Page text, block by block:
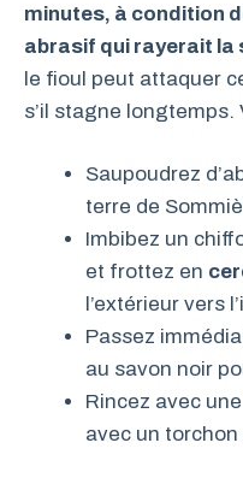
minutes, à condition
abrasif qui rayerait la
le fioul peut attaquer
s’il stagne longtemps.
Saupoudrez
terre de
Imbibez un
et frottez en
l’extérieur vers
Passez
au savon noir
Rincez avec
avec un torchon